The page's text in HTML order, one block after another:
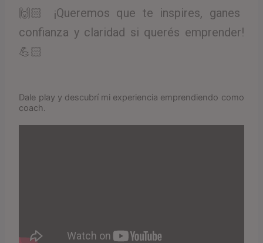
🙌🏻 ¡Queremos que te inspires, ganes
confianza y claridad si querés emprender!
💪🏻
Dale play y descubrí mi experiencia emprendiendo como
coach.